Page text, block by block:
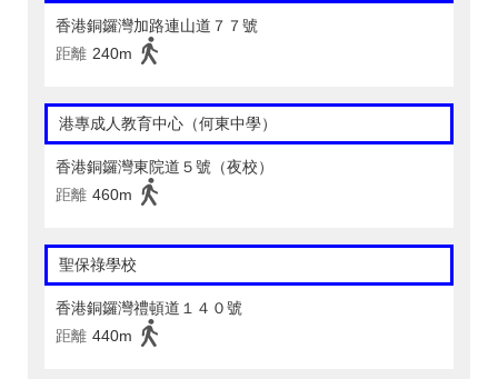
香港銅鑼灣加路連山道７７號
距離 240m
港專成人教育中心（何東中學）
香港銅鑼灣東院道５號（夜校）
距離 460m
聖保祿學校
香港銅鑼灣禮頓道１４０號
距離 440m